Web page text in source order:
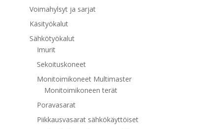
Voimahylsyt ja sarjat
Käsityökalut
Sähkötyökalut
Imurit
Sekoituskoneet
Monitoimikoneet Multimaster
Monitoimikoneen terät
Poravasarat
Piikkausvasarat sähkökäyttöiset